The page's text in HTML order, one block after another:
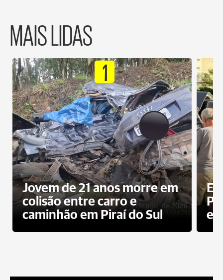
MAIS LIDAS
1
Jovem de 21 anos morre em
colisão entre carro e
caminhão em Piraí do Sul